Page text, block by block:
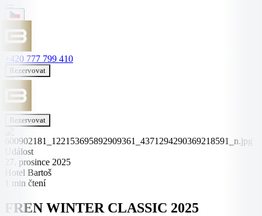
+420 777 799 410
Rezervovat
Rezervovat
Událost
27. prosince 2025
Hotel Bartoš
1 min čtení
FREN WINTER CLASSIC 2025